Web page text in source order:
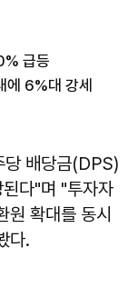
급등
에 6%대 강세
당 배당금(DPS)
다"며 "투자자
원 확대를 동시
다.